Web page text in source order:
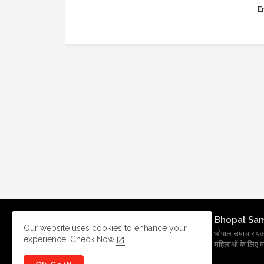
Bhopal
भोपाल समाचार एक
महिलाओं के लिए
Our website uses cookies to enhance your
experience. Check Now